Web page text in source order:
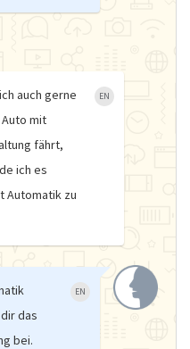
auch gerne
mit
fährt,
ich es
Automatik zu
EN
das
bei.
EN